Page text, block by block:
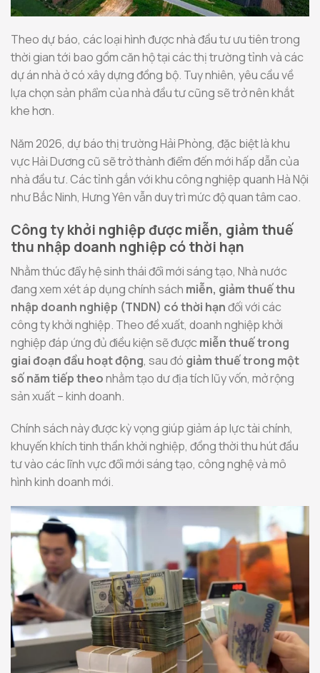
Theo dự báo, các loại hình được nhà đầu tư ưu tiên trong
thời gian tới bao gồm căn hộ tại các thị trường tỉnh và các
dự án nhà ở có xây dựng đồng bộ. Tuy nhiên, yêu cầu về
lựa chọn sản phẩm của nhà đầu tư cũng sẽ trở nên khắt
khe hơn.
Năm 2026, dự báo thị trường Hải Phòng, đặc biệt là khu
vực Hải Dương cũ sẽ trở thành điểm đến mới hấp dẫn của
nhà đầu tư. Các tỉnh gắn với khu công nghiệp quanh Hà Nội
như Bắc Ninh, Hưng Yên vẫn duy trì mức độ quan tâm cao.
Công ty khởi nghiệp được miễn, giảm thuế
thu nhập doanh nghiệp có thời hạn
Nhằm thúc đẩy hệ sinh thái đổi mới sáng tạo, Nhà nước
đang xem xét áp dụng chính sách miễn, giảm thuế thu
nhập doanh nghiệp (TNDN) có thời hạnđối với các
công ty khởi nghiệp. Theo đề xuất, doanh nghiệp khởi
nghiệp đáp ứng đủ điều kiện sẽ được miễn thuế trong
giai đoạn đầu hoạt động, sau đó giảm thuế trong một
số năm tiếp theonhằm tạo dư địa tích lũy vốn, mở rộng
sản xuất – kinh doanh.
Chính sách này được kỳ vọng giúp giảm áp lực tài chính,
khuyến khích tinh thần khởi nghiệp, đồng thời thu hút đầu
tư vào các lĩnh vực đổi mới sáng tạo, công nghệ và mô
hình kinh doanh mới.